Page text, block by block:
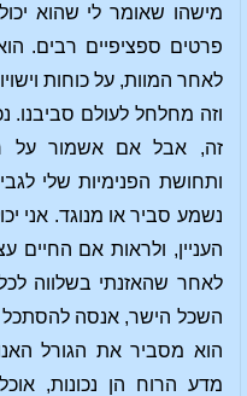
מישהו שאומר לי שהוא
פרטים ספציפיים רבים.
לאחר המוות, על כוחות
וזה מחלחל לעולם סביבנו.
זה, אבל אם אשמור על
ותחושת הפנימיות שלי
נשמע סביר או מנוגד. אני
העניין, ולראות אם
לאחר שהאזנתי בשלווה
השכל הישר, אנסה להסתכל
הוא מסביר את הגורל
מדע הרוח הן נכונות,